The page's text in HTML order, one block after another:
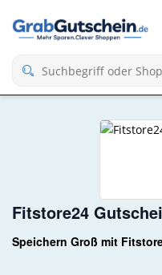
Fitstore24
Speichern Groß mit